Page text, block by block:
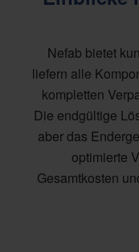
Nefab bietet
liefern alle
kompletten
Die endgültige
aber das
optimierte
Gesamtkosten